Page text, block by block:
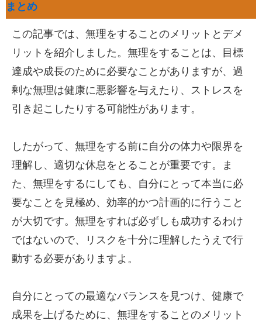
まとめ
この記事では、無理をすることのメリットとデメ
リットを紹介しました。無理をすることは、目標
達成や成長のために必要なことがありますが、過
剰な無理は健康に悪影響を与えたり、ストレスを
引き起こしたりする可能性があります。
したがって、無理をする前に自分の体力や限界を
理解し、適切な休息をとることが重要です。ま
た、無理をするにしても、自分にとって本当に必
要なことを見極め、効率的かつ計画的に行うこと
が大切です。無理をすれば必ずしも成功するわけ
ではないので、リスクを十分に理解したうえで行
動する必要がありますよ。
自分にとっての最適なバランスを見つけ、健康で
成果を上げるために、無理をすることのメリット